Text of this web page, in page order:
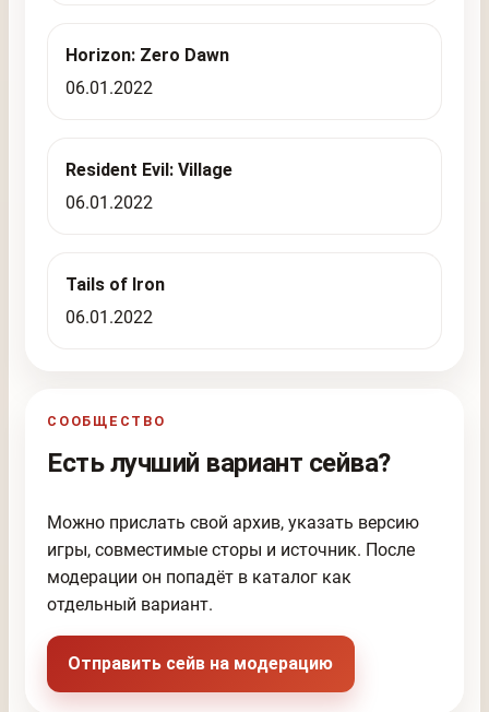
Horizon: Zero Dawn
06.01.2022
Resident Evil: Village
06.01.2022
Tails of Iron
06.01.2022
СООБЩЕСТВО
Есть лучший вариант сейва?
Можно прислать свой архив, указать версию
игры, совместимые сторы и источник. После
модерации он попадёт в каталог как
отдельный вариант.
Отправить сейв на модерацию